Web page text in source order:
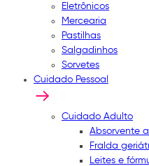
Eletrônicos
Mercearia
Pastilhas
Salgadinhos
Sorvetes
Cuidado Pessoal
Cuidado Adulto
Absorvente
Fralda
Leites e